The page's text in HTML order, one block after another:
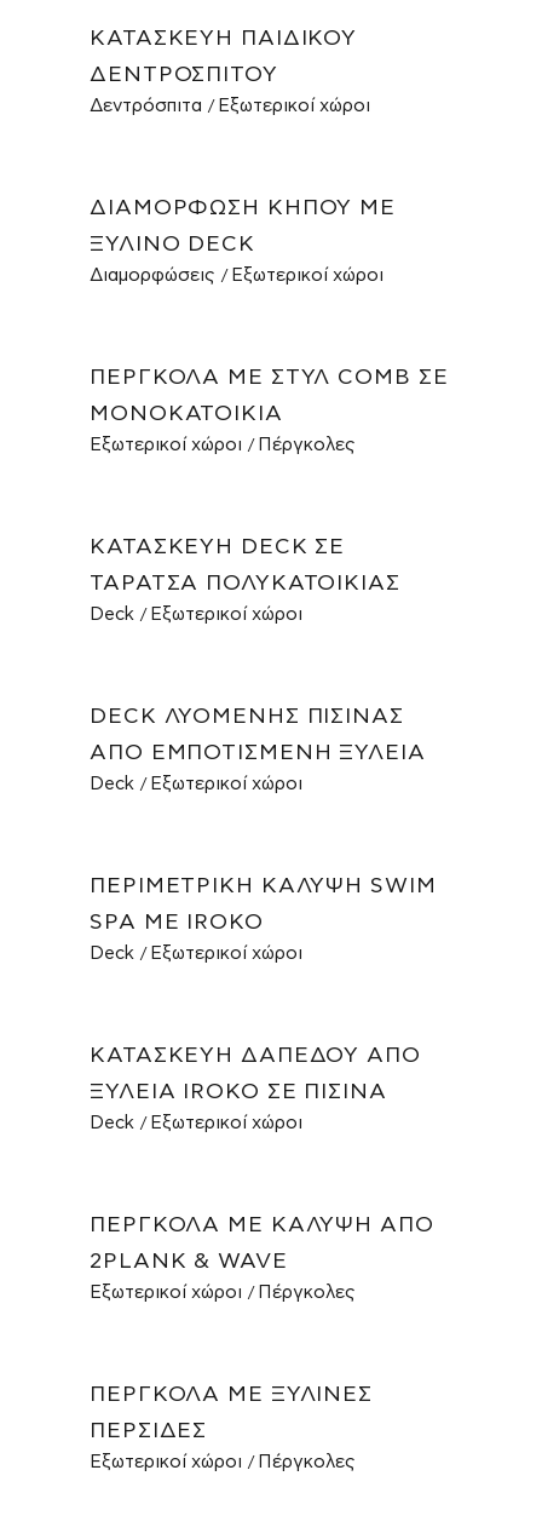
ΚΑΤΑΣΚΕΥΉ ΠΑΙΔΙΚΟΎ
ΔΕΝΤΡΌΣΠΙΤΟΥ
Δεντρόσπιτα Εξωτερικοί χώροι
ΔΙΑΜΌΡΦΩΣΗ ΚΉΠΟΥ ΜΕ
ΞΎΛΙΝΟ DECK
Διαμορφώσεις Εξωτερικοί χώροι
ΠΈΡΓΚΟΛΑ ΜΕ ΣΤΥΛ COMB ΣΕ
ΜΟΝΟΚΑΤΟΙΚΊΑ
Εξωτερικοί χώροι Πέργκολες
ΚΑΤΑΣΚΕΥΉ DECK ΣΕ
ΤΑΡΆΤΣΑ ΠΟΛΥΚΑΤΟΙΚΊΑΣ
Deck Εξωτερικοί χώροι
DECK ΛΥΌΜΕΝΗΣ ΠΙΣΊΝΑΣ
ΑΠΌ ΕΜΠΟΤΙΣΜΈΝΗ ΞΥΛΕΊΑ
Deck Εξωτερικοί χώροι
ΠΕΡΙΜΕΤΡΙΚΉ ΚΆΛΥΨΗ SWIM
SPA ΜΕ IROKO
Deck Εξωτερικοί χώροι
ΚΑΤΑΣΚΕΥΉ ΔΑΠΈΔΟΥ ΑΠΌ
ΞΥΛΕΊΑ IROKO ΣΕ ΠΙΣΊΝΑ
Deck Εξωτερικοί χώροι
ΠΈΡΓΚΟΛΑ ΜΕ ΚΆΛΥΨΗ ΑΠΌ
2PLANK & WAVE
Εξωτερικοί χώροι Πέργκολες
ΠΈΡΓΚΟΛΑ ΜΕ ΞΎΛΙΝΕΣ
ΠΕΡΣΊΔΕΣ
Εξωτερικοί χώροι Πέργκολες